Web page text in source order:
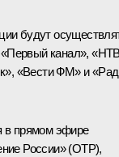
будут
«Первый канал»,
«Вести ФМ» и
в прямом эфире
России» (ОТР),